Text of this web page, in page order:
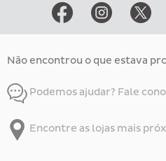
Não encontrou o que estava
Podemos ajudar? Fale
Encontre as lojas mais